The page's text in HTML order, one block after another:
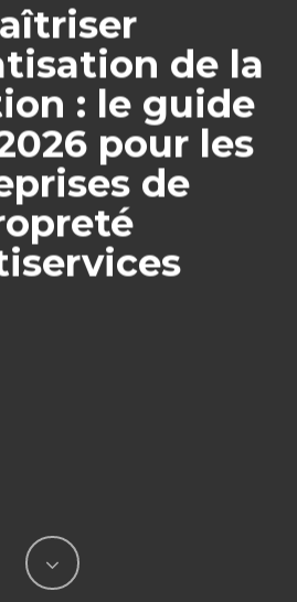
de la
: le guide
pour les
de